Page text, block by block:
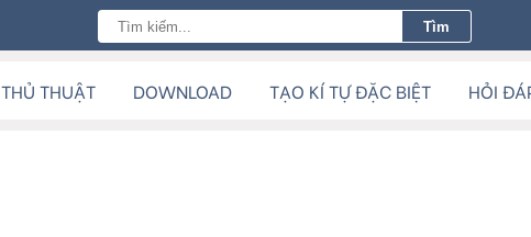
THỦ THUẬT DOWNLOAD TẠO KÍ TỰ ĐẶC BIỆT HỎI